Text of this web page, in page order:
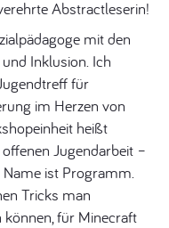
Abstractleserin!
mit den
Inklusion. Ich
für
im Herzen von
heißt
Jugendarbeit –
Name ist Programm.
Tricks man
können, für Minecraft